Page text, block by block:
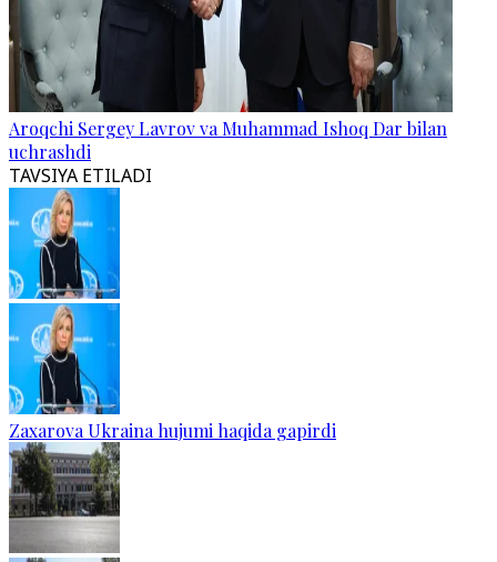
Aroqchi Sergey Lavrov va Muhammad Ishoq Dar bilan
uchrashdi
TAVSIYA ETILADI
Zaxarova Ukraina hujumi haqida gapirdi